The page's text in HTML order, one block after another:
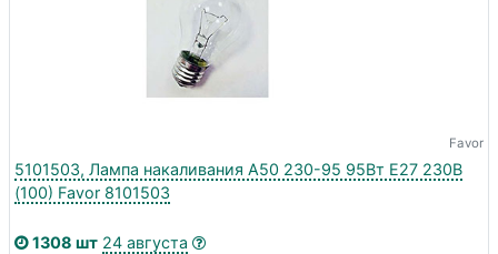
Favor
5101503, Лампа накаливания А50 230-95 95Вт E27 230В
(100) Favor 8101503
1308 шт 24 августа